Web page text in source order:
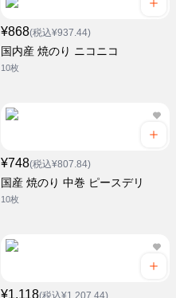
¥868(税込¥937.44)
国内産 焼のり ニコニコ
10枚
¥748(税込¥807.84)
国産 焼のり 中巻 ピースデリ
10枚
¥1,118(税込¥1,207.44)